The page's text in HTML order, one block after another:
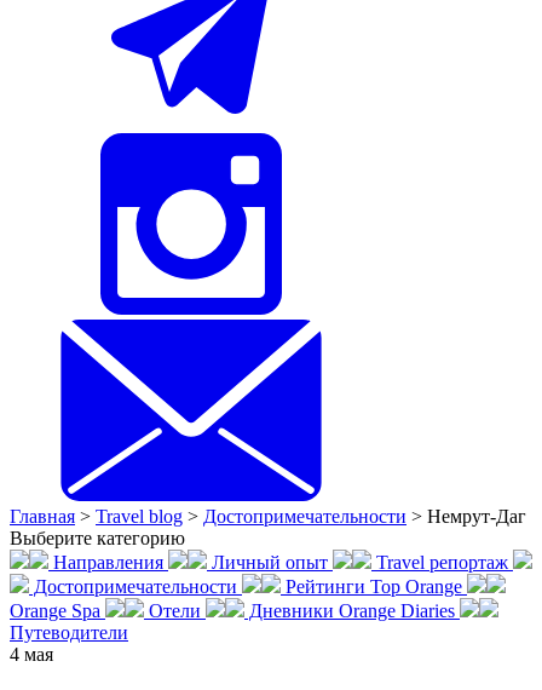
Главная > Travel blog > Достопримечательности > Немрут-Даг
Выберите категорию
Направления
Личный опыт
Travel репортаж
Достопримечательности
Рейтинги Top Orange
Orange Spa
Отели
Дневники Orange Diaries
Путеводители
4 мая